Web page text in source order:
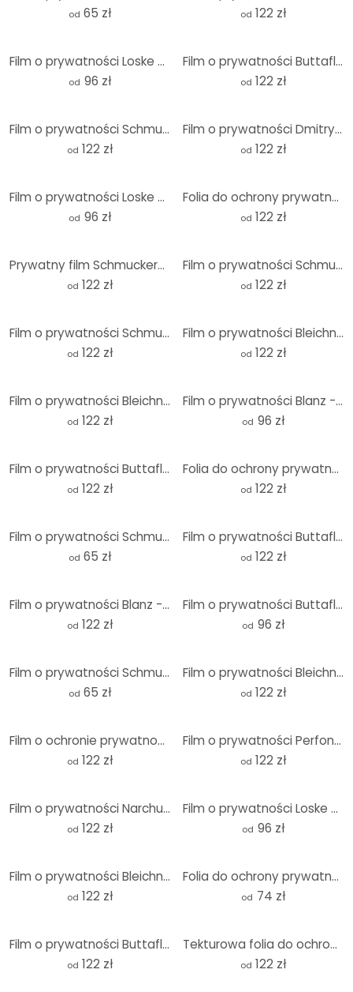
od 65 zł od 122 zł
Film o prywatności Loske - Hipisowska dziewczyna
od 96 zł
Film o prywatności Buttafly - Mardi Gras
od 122 zł
Film o prywatności Schmucker - Featherlight - Panorama
od 122 zł
Film o prywatności Dmitry - Historia kropli wody - P
od 122 zł
Film o prywatności Loske - balony
od 96 zł
Folia do ochrony prywatności Schmucker - pióro i szklana kula
od 122 zł
Prywatny film Schmuckera - Martwa natura z niebieską misą
od 122 zł
Film o prywatności Schmucker - migawka
od 122 zł
Film o prywatności Schmucker - Late Burgundy
od 122 zł
Film o prywatności Bleichner - London Skyline
od 122 zł
Film o prywatności Bleichner - Manhattan Skyline - A
od 122 zł
Film o prywatności Blanz - Ptaki w lesie
od 96 zł
Film o prywatności Buttafly - Bijące serce natury
od 122 zł
Folia do ochrony prywatności Blanz - Kwietna łąka
od 122 zł
Film o prywatności Schmucker - Blask od wewnątrz
od 65 zł
Film o prywatności Buttafly - Vanessa Athalanta
od 122 zł
Film o prywatności Blanz - Listonosz
od 122 zł
Film o prywatności Buttafly - Fleur de Lil
od 96 zł
Film o prywatności Schmucker - Vera
od 65 zł
Film o prywatności Bleichner - panorama Monachium
od 122 zł
Film o ochronie prywatności Perfoncio - Czerwone owoce
od 122 zł
Film o prywatności Perfoncio - Czerwone owoce - Panorama
od 122 zł
Film o prywatności Narchuk - podwodna egzotyka
od 122 zł
Film o prywatności Loske - Jesień
od 96 zł
Film o prywatności Bleichner - plaża Sylt
od 122 zł
Folia do ochrony prywatności Disher - Anemone Breeze
od 74 zł
Film o prywatności Buttafly - Maska Mardi Gras
od 122 zł
Tekturowa folia do ochrony prywatności - Mountain Wilderness
od 122 zł